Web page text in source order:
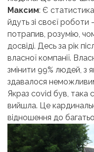
Максим: Є
йдуть зі своєї роботи
потрапив, розумію,
досвіді. Десь за рік
власної компанії.
змінити 99% людей, з
здавалося
Якраз covid був, така
вийшла. Це
відношення до